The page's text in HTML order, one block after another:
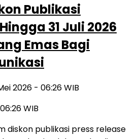
Publikasi
31 Juli 2026
Emas Bagi
2026 - 06:26 WIB
WIB
diskon publikasi press release